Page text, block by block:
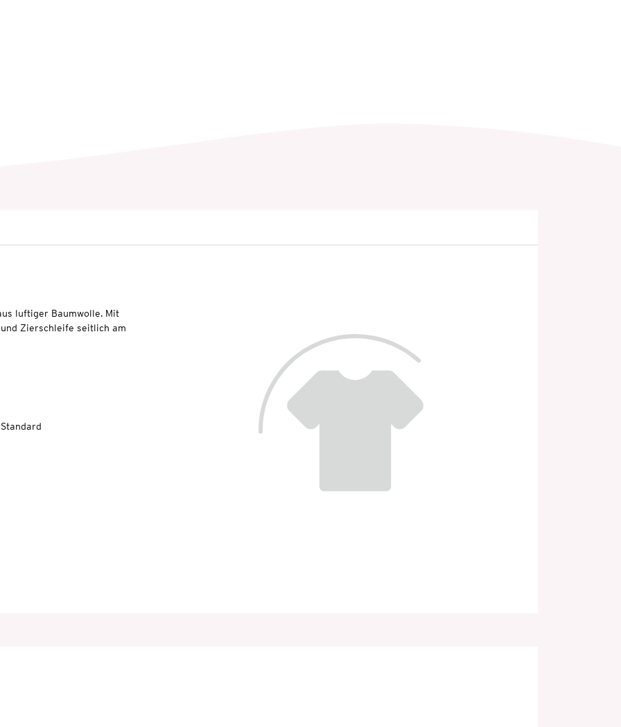
luftiger Baumwolle. Mit
Zierschleife seitlich am